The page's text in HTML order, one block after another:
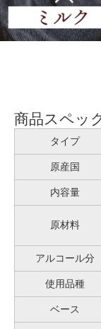
商品スペッ
タイプ
原産国
内容量
原材料
アルコール分
使用品種
ベース